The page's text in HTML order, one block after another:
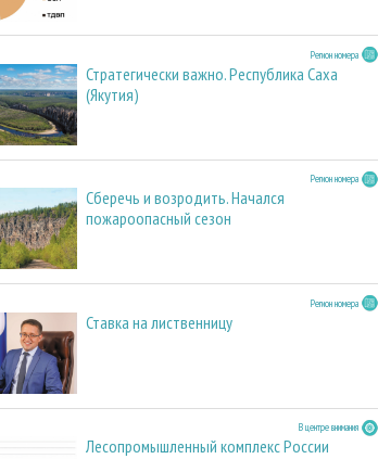
Регион номера
Стратегически важно. Республика Саха
(Якутия)
Регион номера
Сберечь и возродить. Начался
пожароопасный сезон
Регион номера
Ставка на лиственницу
В центре внимания
Лесопромышленный комплекс России